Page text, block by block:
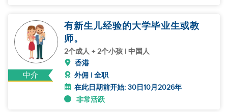
中介
有新生儿经验的大学毕业生或教
师。
2个成人 + 2个小孩 | 中国人
香港
外佣 | 全职
在此日期前开始: 30日10月2026年
非常活跃